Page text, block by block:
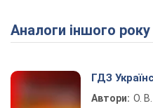
Аналоги іншого
ГДЗ
Автори: О.